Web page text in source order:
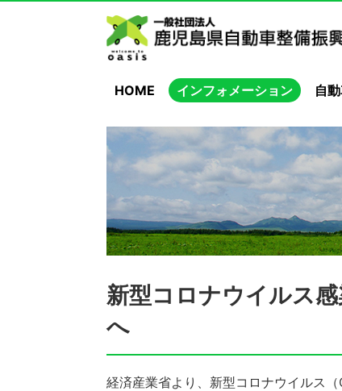
HOME インフォメーション 自
新型コロナウイルス
へ
経済産業省より、新型コロナウイルス